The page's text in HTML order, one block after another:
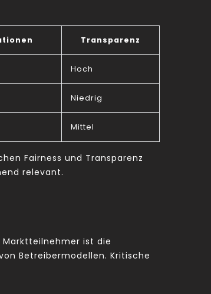
Transparenz
Hoch
Niedrig
Mittel
Fairness und Transparenz
relevant.
Marktteilnehmer ist die
Betreibermodellen. Kritische